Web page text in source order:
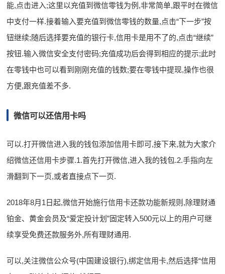
能,点击进入;这里以充值到微信零钱为例,非常简单,跟平时在微信
中支付一样.接着输入要充值到微信零钱的数量,点击“下一步”按
钮继续;随后选择要充值的银行卡,信用卡是用不了的,点击“继续”
按钮.输入微信安全支付密码;充值成功后会得到相应的提示;此时
在零钱中也可以看到刚刚充值的钱数;要在零钱中提现,操作也很
方便,跟充值差不多.
微信可以还信用卡吗
可以.打开微信进入我的钱包添加信用卡即可,接下来,就为大家介
绍微信还信用卡步骤.1.首先打开微信,进入我的钱包.2.手指向左
滑翻到下一页,或者直接点下一页.
2018年8月1日起,微信开始施行信用卡还款功能新规则,除理财通
铂金、黄金会员及“爱定投计划”固定转入500元以上的用户可继
续享受免费还款服务外,所有理财通用.
可以,关注微信公众号(中国建设银行),绑定信用卡,然后选择“信用